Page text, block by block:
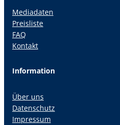
Mediadaten
Preisliste
FAQ
Kontakt
Information
Über uns
Datenschutz
Impressum